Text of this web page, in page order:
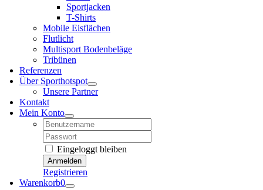
Sportjacken
T-Shirts
Mobile Eisflächen
Flutlicht
Multisport Bodenbeläge
Tribünen
Referenzen
Über Sporthotspot
Unsere Partner
Kontakt
Mein Konto
Username:
Password:
Eingeloggt bleiben
Registrieren
Warenkorb0